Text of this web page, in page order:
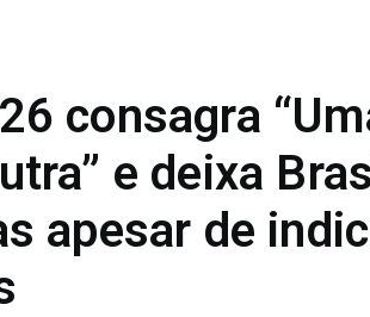
consagra
e deixa
apesar de